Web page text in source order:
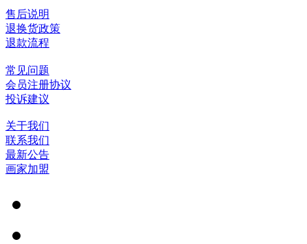
售后说明
退换货政策
退款流程
常见问题
会员注册协议
投诉建议
关于我们
联系我们
最新公告
画家加盟